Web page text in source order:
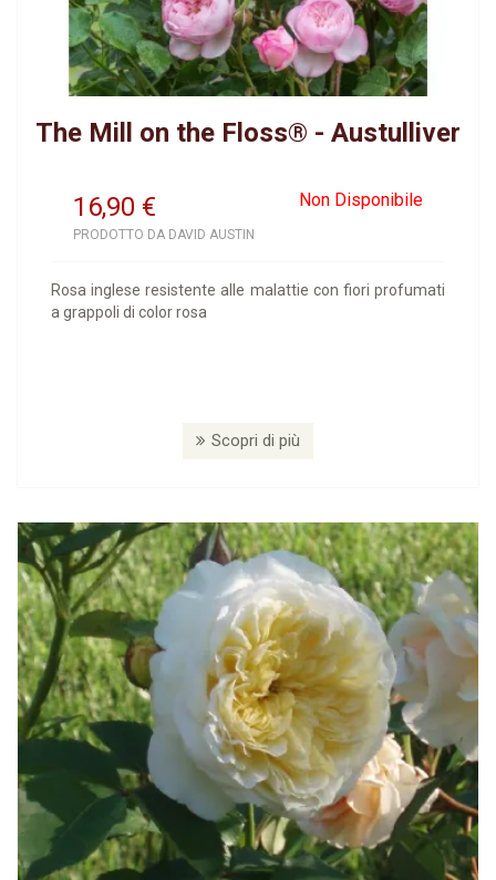
The Mill on the Floss® - Austulliver
16,90 Non Disponibile
€
PRODOTTO DA DAVID AUSTIN
Rosa inglese resistente alle malattie con fiori profumati
a grappoli di color rosa
Scopri di più